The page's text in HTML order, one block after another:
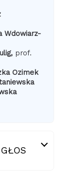
Wdowiarz-
prof.
Ozimek